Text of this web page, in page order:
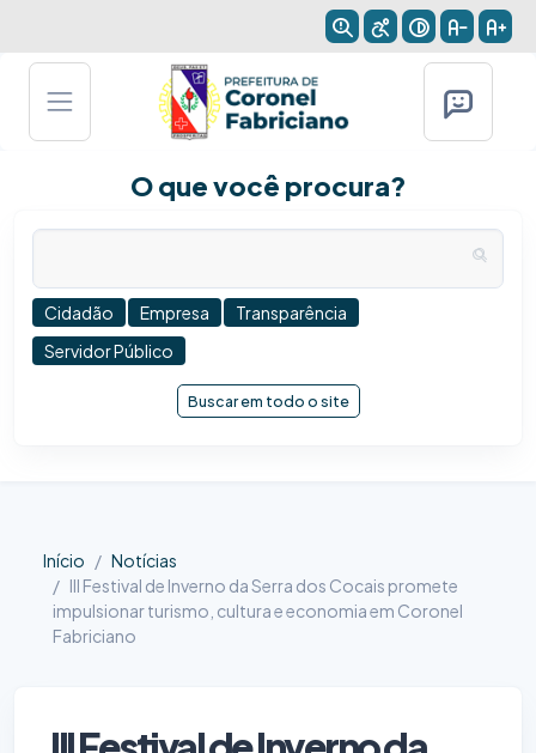
O que você procura?
Cidadão Empresa
Transparência
Servidor Público
Buscar em todo o site
Início
Notícias
III Festival de Inverno da Serra dos Cocais promete
impulsionar turismo, cultura e economia em Coronel
Fabriciano